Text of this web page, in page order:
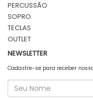
PERCUSSÃO
SOPRO
TECLAS
OUTLET
NEWSLETTER
Cadastre-se para receber